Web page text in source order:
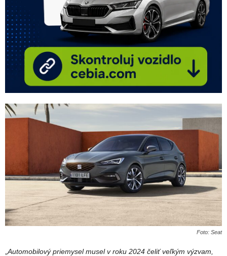
Foto: Seat
Automobilový priemysel musel v roku 2024 čeliť veľkým výzvam,